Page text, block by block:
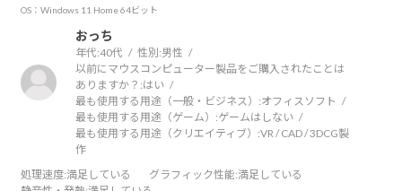
OS：Windows 11 Home 64ビット
おっち
年代:40代 性別:男性
以前にマウスコンピューター製品をご購入されたことは
ありますか？:はい
最も使用する用途（一般・ビジネス）:オフィスソフト
最も使用する用途（ゲーム）:ゲームはしない
最も使用する用途（クリエイティブ）:VR / CAD / 3DCG製
作
処理速度:満足している グラフィック性能:満足している